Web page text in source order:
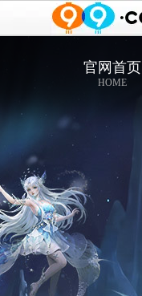
官网首页
HOME